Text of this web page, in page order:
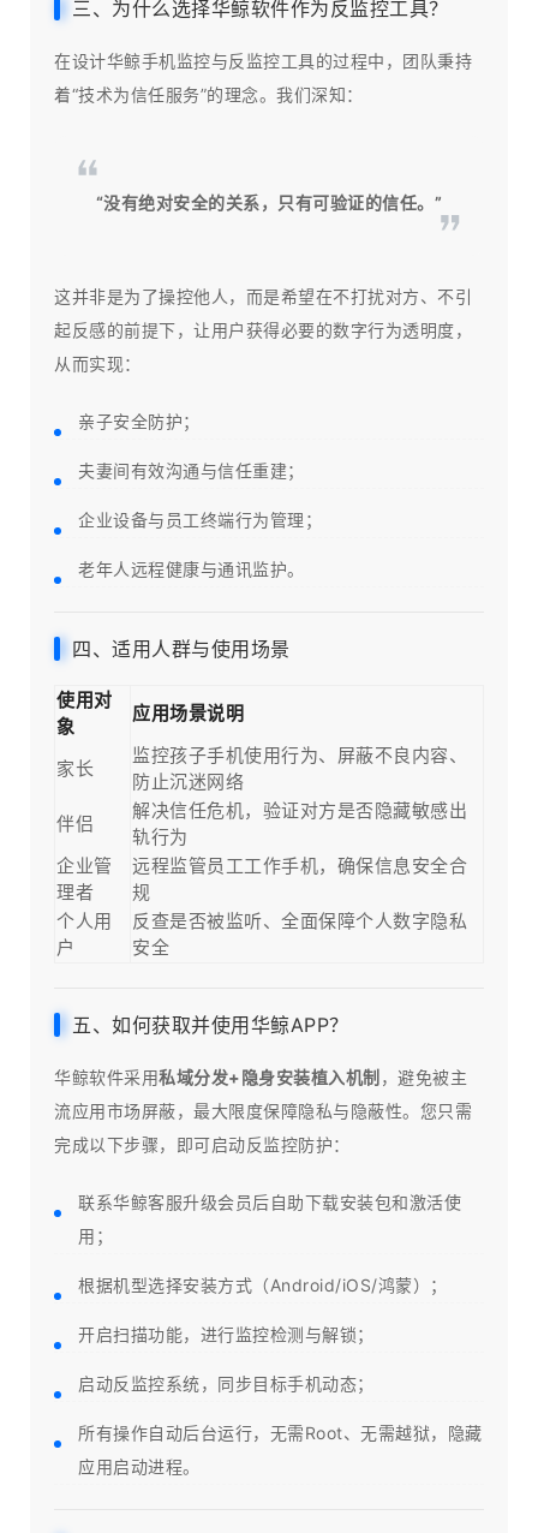
三、为什么选择华鲸软件作为反监控工具？
在设计华鲸手机监控与反监控工具的过程中，团队秉持
着“技术为信任服务”的理念。我们深知：
“没有绝对安全的关系，只有可验证的信任。”
这并非是为了操控他人，而是希望在不打扰对方、不引
起反感的前提下，让用户获得必要的数字行为透明度，
从而实现：
亲子安全防护；
夫妻间有效沟通与信任重建；
企业设备与员工终端行为管理；
老年人远程健康与通讯监护。
四、适用人群与使用场景
使用对
象
应用场景说明
家长
监控孩子手机使用行为、屏蔽不良内容、
防止沉迷网络
伴侣
解决信任危机，验证对方是否隐藏敏感出
轨行为
企业管
理者
远程监管员工工作手机，确保信息安全合
规
个人用
户
反查是否被监听、全面保障个人数字隐私
安全
五、如何获取并使用华鲸APP？
华鲸软件采用私域分发+隐身安装植入机制 ，避免被主
流应用市场屏蔽，最大限度保障隐私与隐蔽性。您只需
完成以下步骤，即可启动反监控防护：
联系华鲸客服升级会员后自助下载安装包和激活使
用；
根据机型选择安装方式（Android/iOS/鸿蒙）；
开启扫描功能，进行监控检测与解锁；
启动反监控系统，同步目标手机动态；
所有操作自动后台运行，无需Root、无需越狱，隐藏
应用启动进程。